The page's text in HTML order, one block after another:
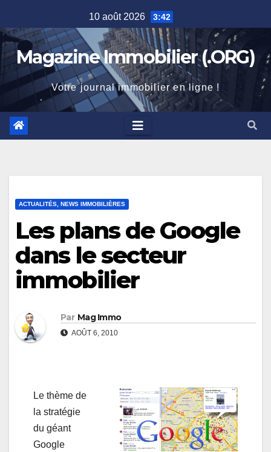
to
content
10 août 2026 3:42
Magazine Immobilier (.ORG)
Votre journal immobilier en ligne !
ACTUALITÉS, NEWS IMMOBILIÈRES
Les plans de Google
dans le secteur
immobilier
Par Mag Immo
AOÛT 6, 2010
Le thème de
la stratégie
du géant
Google